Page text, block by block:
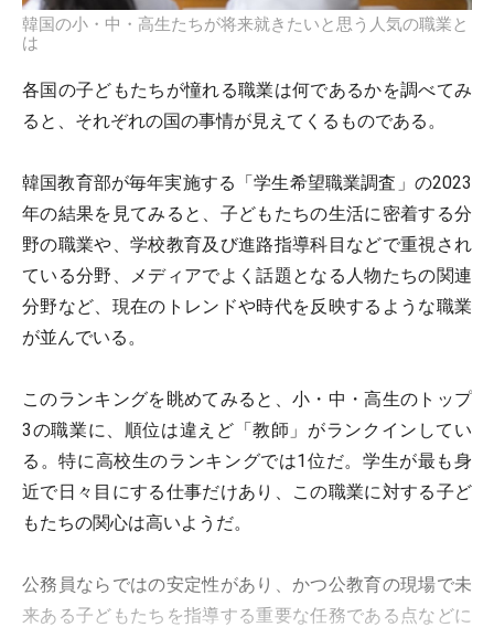
韓国の小・中・高生たちが将来就きたいと思う人気の職業と
は
各国の子どもたちが憧れる職業は何であるかを調べてみ
ると、それぞれの国の事情が見えてくるものである。
韓国教育部が毎年実施する「学生希望職業調査」の2023
年の結果を見てみると、子どもたちの生活に密着する分
野の職業や、学校教育及び進路指導科目などで重視され
ている分野、メディアでよく話題となる人物たちの関連
分野など、現在のトレンドや時代を反映するような職業
が並んでいる。
このランキングを眺めてみると、小・中・高生のトップ
3の職業に、順位は違えど「教師」がランクインしてい
る。特に高校生のランキングでは1位だ。学生が最も身
近で日々目にする仕事だけあり、この職業に対する子ど
もたちの関心は高いようだ。
公務員ならではの安定性があり、かつ公教育の現場で未
来ある子どもたちを指導する重要な任務である点などに